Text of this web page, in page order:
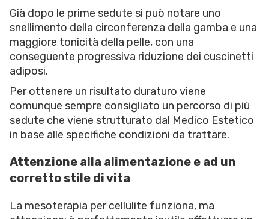
Già dopo le prime sedute si può notare uno
snellimento della circonferenza della gamba e una
maggiore tonicità della pelle, con una
conseguente progressiva riduzione dei cuscinetti
adiposi.
Per ottenere un risultato duraturo viene
comunque sempre consigliato un percorso di più
sedute che viene strutturato dal Medico Estetico
in base alle specifiche condizioni da trattare.
Attenzione alla alimentazione e ad un
corretto stile di vita
La mesoterapia per cellulite funziona, ma